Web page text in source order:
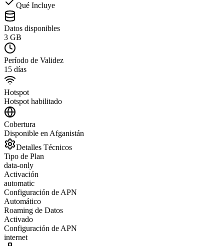
Qué Incluye
Datos disponibles
3 GB
Período de Validez
15 días
Hotspot
Hotspot habilitado
Cobertura
Disponible en Afganistán
Detalles Técnicos
Tipo de Plan
data-only
Activación
automatic
Configuración de APN
Automático
Roaming de Datos
Activado
Configuración de APN
internet